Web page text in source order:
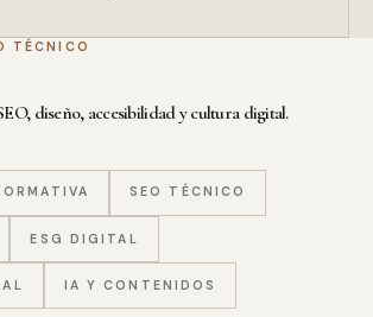
TÉCNICO
diseño, accesibilidad y cultura digital.
SEO TÉCNICO
ESG DIGITAL
IA Y CONTENIDOS